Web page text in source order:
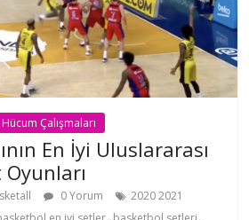
Hücum Çalışmaları
En İyi Uluslararası
0 Yorum
2020 2021